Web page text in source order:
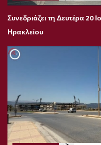
Συνεδριάζει τη Δευτέρα 20
Ηρακλείου